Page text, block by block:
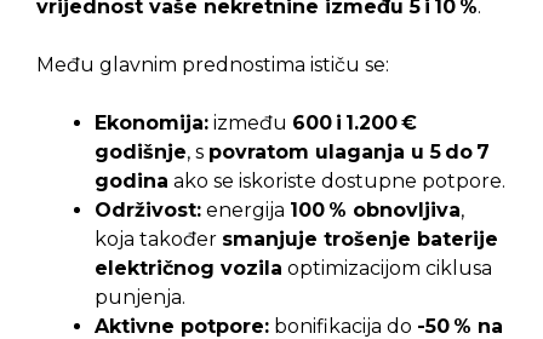
vrijednost vaše nekretnine između 5 i 10 %.
Među glavnim prednostima ističu se:
Ekonomija: između 600 i 1.200 €
godišnje, s povratom ulaganja u 5 do 7
godina ako se iskoriste dostupne potpore.
Održivost: energija 100 % obnovljiva,
koja također smanjuje trošenje baterije
električnog vozila optimizacijom ciklusa
punjenja.
Aktivne potpore: bonifikacija do -50 % na